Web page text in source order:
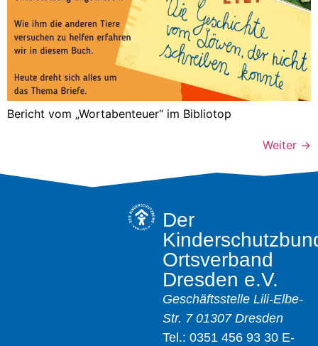
Bericht vom „Wortabenteuer“ im Bibliotop
Weiter →
Der
Ortsverband
Dresden e.V.
Geschäftsstelle Lili-Elbe-
Str. 7 01307 Dresden
Tel.: 0351 456 93 30 E-